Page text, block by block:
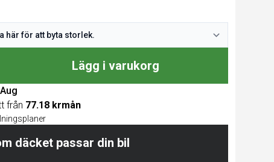
Lägg i varukorg
från 77.18 krmån
däcket passar din bil